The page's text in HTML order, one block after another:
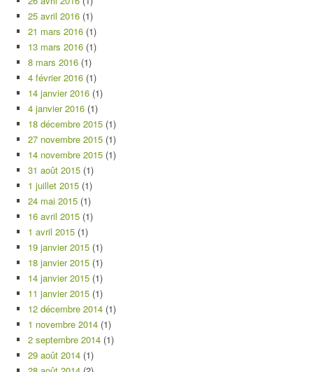
25 avril 2016 (1)
21 mars 2016 (1)
13 mars 2016 (1)
8 mars 2016 (1)
4 février 2016 (1)
14 janvier 2016 (1)
4 janvier 2016 (1)
18 décembre 2015 (1)
27 novembre 2015 (1)
14 novembre 2015 (1)
31 août 2015 (1)
1 juillet 2015 (1)
24 mai 2015 (1)
16 avril 2015 (1)
1 avril 2015 (1)
19 janvier 2015 (1)
18 janvier 2015 (1)
14 janvier 2015 (1)
11 janvier 2015 (1)
12 décembre 2014 (1)
1 novembre 2014 (1)
2 septembre 2014 (1)
29 août 2014 (1)